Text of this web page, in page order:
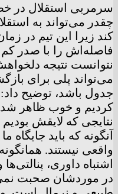
سرمربی استقلال در
چقدر می‌تواند به
کند زیرا این تیم در
نتوانست نتیجه
می‌تواند پلی برای
جدول باشد، توضیح
کردیم و خوب ظاهر
نتایجی که لایقش
آنگونه که باید جایگاه
واقعی نیستند.
اشتباه داوری،
در موردشان صحبت